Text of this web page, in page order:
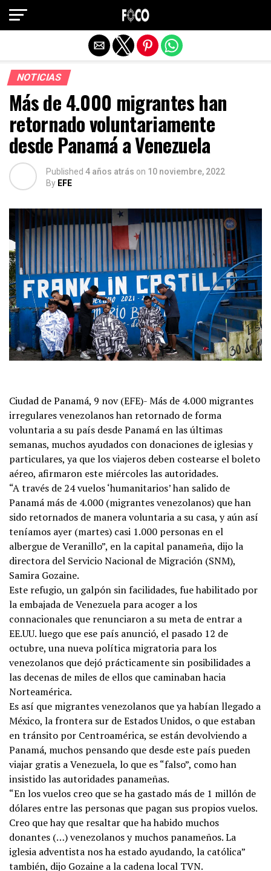
NOTICIAS
Más de 4.000 migrantes han
retornado voluntariamente
desde Panamá a Venezuela
Published 4 años atrás on 10 noviembre, 2022
By EFE
Ciudad de Panamá, 9 nov (EFE)- Más de 4.000 migrantes
irregulares venezolanos han retornado de forma
voluntaria a su país desde Panamá en las últimas
semanas, muchos ayudados con donaciones de iglesias y
particulares, ya que los viajeros deben costearse el boleto
aéreo, afirmaron este miércoles las autoridades.
“A través de 24 vuelos ‘humanitarios’ han salido de
Panamá más de 4.000 (migrantes venezolanos) que han
sido retornados de manera voluntaria a su casa, y aún así
teníamos ayer (martes) casi 1.000 personas en el
albergue de Veranillo”, en la capital panameña, dijo la
directora del Servicio Nacional de Migración (SNM),
Samira Gozaine.
Este refugio, un galpón sin facilidades, fue habilitado por
la embajada de Venezuela para acoger a los
connacionales que renunciaron a su meta de entrar a
EE.UU. luego que ese país anunció, el pasado 12 de
octubre, una nueva política migratoria para los
venezolanos que dejó prácticamente sin posibilidades a
las decenas de miles de ellos que caminaban hacia
Norteamérica.
Es así que migrantes venezolanos que ya habían llegado a
México, la frontera sur de Estados Unidos, o que estaban
en tránsito por Centroamérica, se están devolviendo a
Panamá, muchos pensando que desde este país pueden
viajar gratis a Venezuela, lo que es “falso”, como han
insistido las autoridades panameñas.
“En los vuelos creo que se ha gastado más de 1 millón de
dólares entre las personas que pagan sus propios vuelos.
Creo que hay que resaltar que ha habido muchos
donantes (…) venezolanos y muchos panameños. La
iglesia adventista nos ha estado ayudando, la católica”
también, dijo Gozaine a la cadena local TVN.
Salir de la versión móvil